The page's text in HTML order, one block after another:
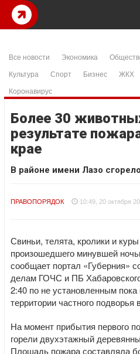
Все новости Экономика
Культура
Спорт Бизнес ЖКХ
Коронавирус
Более 30
результате
крае
В районе имени Лазо
ПРАВОПОРЯДОК 10:49, 20 октября
Свиньи, телята, кролики и
произошедшего минувшей
сообщает портал «Губерния»
делам ГОЧС и ПБ
2:40 по не установленным пока
территории частного подворья
На момент прибытия первого
горели двухэтажный
Площадь пожара составляла